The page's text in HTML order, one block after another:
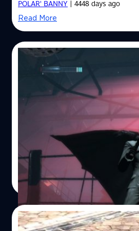
Apple ยอมใช้ NFC บน iPhone 6 -
Tizen รันแอป Android ได้!! - ลือ
POLAR' BANNY| 4448 days ago
Read More
21/02/2014
กลับมาแล้ว! แบทแมนเต
Edition ลง PS3,
ข่าวเกมแบทแมนภาคล่าสุด
Blackgate ถูกเปิดเผยว่า กำลังจ
Station 3, XBox 360, Wii U แล
หน้านี้วางจำหน่ายแค่ใน 3DS และ
ณัฐพันธ์ ส่งวิรุฬห์ | 4549 days ago
Read More
16/02/2014